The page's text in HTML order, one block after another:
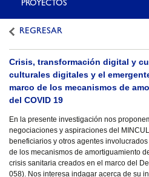
PROYECTOS
REGRESAR
Crisis, transformación digital y
culturales digitales y el
marco de los mecanismos de
del COVID 19
En la presente investigación nos
negociaciones y aspiraciones del
beneficiarios y otros agentes
de los mecanismos de amortiguamiento
crisis sanitaria creados en el marco del
058). Nos interesa indagar acerca de su